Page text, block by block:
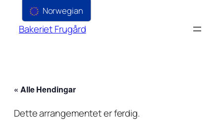
Bakeriet Frugård
« Alle Hendingar
Dette arrangementet er ferdig.
Norwegian